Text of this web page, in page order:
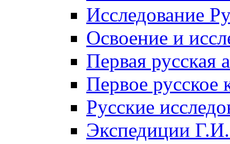
Исследование
Освоение и
Первая русская
Первое русское
Русские
Экспедиции